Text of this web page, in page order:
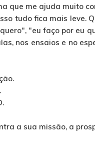
que me ajuda muito
tudo fica mais leve.
"eu faço por eu
nos ensaios e no
a sua missão, a